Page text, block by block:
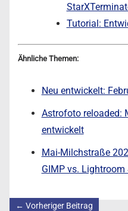
Tutorial:
Ähnliche Themen:
Neu entwickelt:
Astrofoto reloaded:
entwickelt
Mai-Milchstraße
GIMP vs.
← Vorheriger Beitrag